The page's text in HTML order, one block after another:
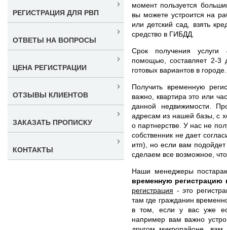
момент пользуется
вы можете устроится на
или детский сад, взять
средство в ГИБДД.
Срок получения услуги
помощью, составляет 2-3
готовых вариантов в городе.
Получить временную
важно, квартира это или
данной недвижимости.
адресам из нашей базы, с
о партнерстве. У нас не
собственник не дает
итп), но если вам
сделаем все возможное,
Наши менеджеры
временную
регистрация - это
там где гражданин
в том, если у вас уже
например вам важно
РЕГИСТРАЦИЯ ДЛЯ РВП
ОТВЕТЫ НА ВОПРОСЫ
ЦЕНА РЕГИСТРАЦИИ
ОТЗЫВЫ КЛИЕНТОВ
ЗАКАЗАТЬ ПРОПИСКУ
КОНТАКТЫ